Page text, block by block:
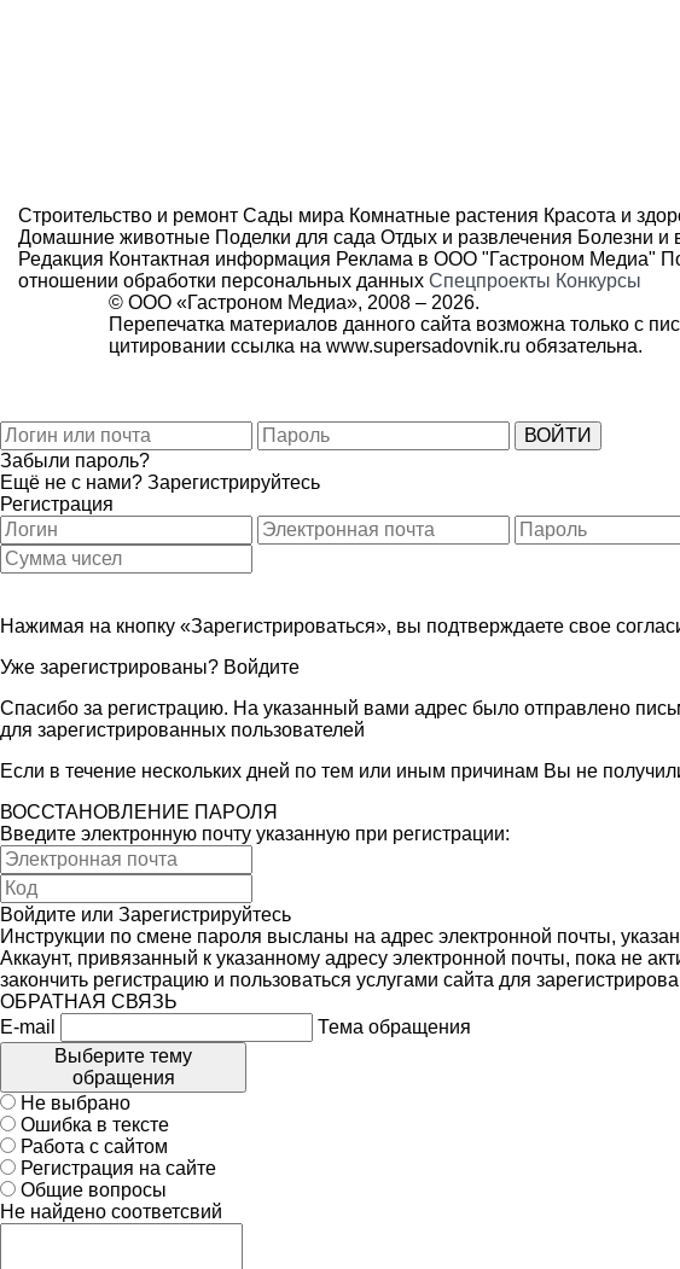
Строительство и ремонт Сады мира Комнатные растения Красота и
Домашние животные Поделки для сада Отдых и развлечения Болезни и
Редакция Контактная информация Реклама в ООО "Гастроном Медиа"
отношении обработки персональных данных Спецпроекты Конкурсы
© ООО «Гастроном Медиа», 2008 – 2026.
Перепечатка материалов данного сайта возможна только с
цитировании ссылка на www.supersadovnik.ru обязательна.
Забыли пароль?
Ещё не с нами? Зарегистрируйтесь
Регистрация
Нажимая на кнопку «Зарегистрироваться», вы подтверждаете свое
Уже зарегистрированы? Войдите
Спасибо за регистрацию. На указанный вами адрес было отправлено
для зарегистрированных пользователей
Если в течение нескольких дней по тем или иным причинам Вы не
ВОССТАНОВЛЕНИЕ ПАРОЛЯ
Введите электронную почту указанную при регистрации:
Войдите или Зарегистрируйтесь
Инструкции по смене пароля высланы на адрес электронной почты,
Аккаунт, привязанный к указанному адресу электронной почты, пока не
закончить регистрацию и пользоваться услугами сайта для
ОБРАТНАЯ СВЯЗЬ
E-mail
Тема обращения
Выберите тему
обращения
Не выбрано
Ошибка в тексте
Работа с сайтом
Регистрация на сайте
Общие вопросы
Не найдено соответсвий